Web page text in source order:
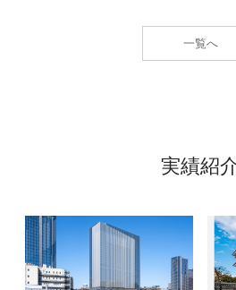
一覧へ
実績紹